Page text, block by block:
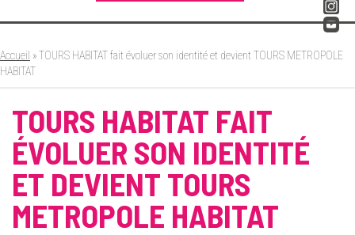
Accueil »TOURS HABITAT fait évoluer son identité et devient TOURS METROPOLE
HABITAT
TOURS HABITAT FAIT
ÉVOLUER SON IDENTITÉ
ET DEVIENT TOURS
METROPOLE HABITAT